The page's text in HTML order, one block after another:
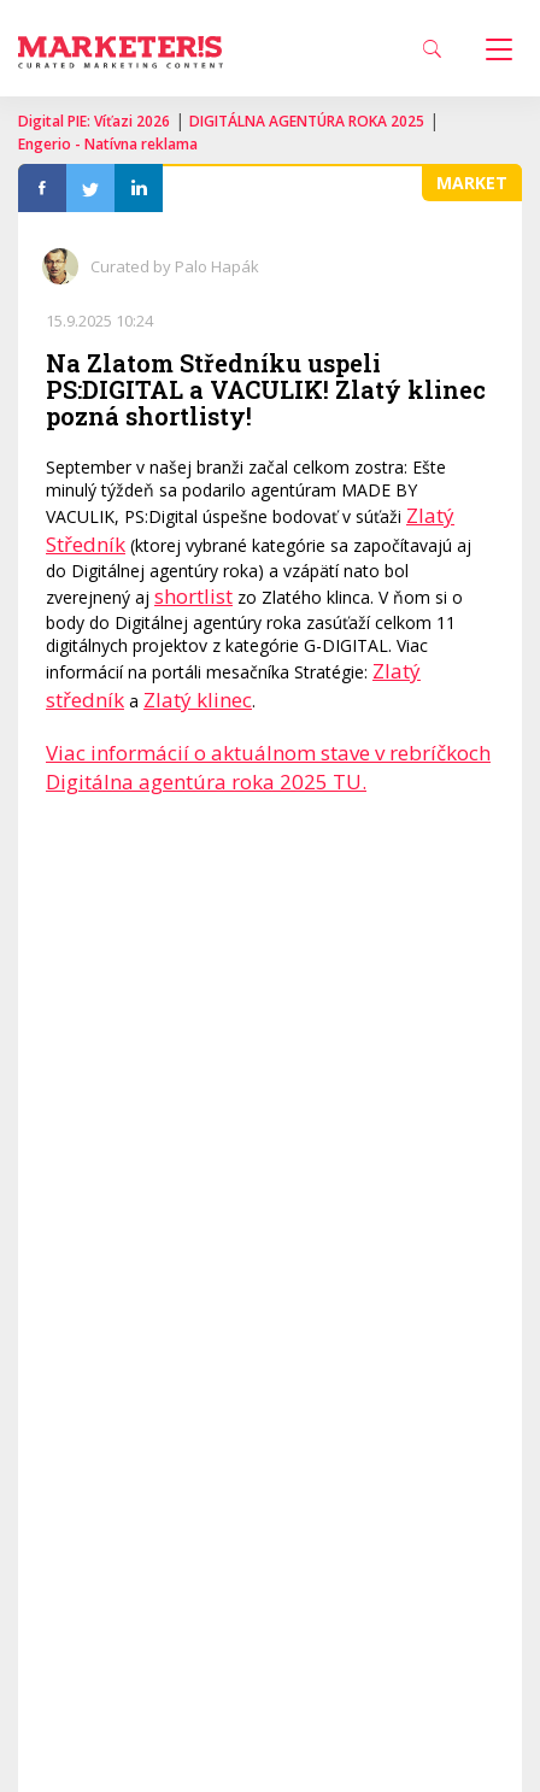
Digital PIE: Víťazi 2026 | DIGITÁLNA AGENTÚRA ROKA 2025 |
Engerio - Natívna reklama
MARKET
Curated by Palo Hapák
15.9.2025 10:24
Na Zlatom Středníku uspeli
PS:DIGITAL a VACULIK! Zlatý klinec
pozná shortlisty!
September v našej branži začal celkom zostra: Ešte
minulý týždeň sa podarilo agentúram MADE BY
VACULIK, PS:Digital úspešne bodovať v súťaži Zlatý
Středník (ktorej vybrané kategórie sa započítavajú aj
do Digitálnej agentúry roka) a vzápätí nato bol
zverejnený aj shortlist zo Zlatého klinca. V ňom si o
body do Digitálnej agentúry roka zasúťaží celkom 11
digitálnych projektov z kategórie G-DIGITAL. Viac
informácií na portáli mesačníka Stratégie: Zlatý
středník a Zlatý klinec.
Viac informácií o aktuálnom stave v rebríčkoch
Digitálna agentúra roka 2025 TU.